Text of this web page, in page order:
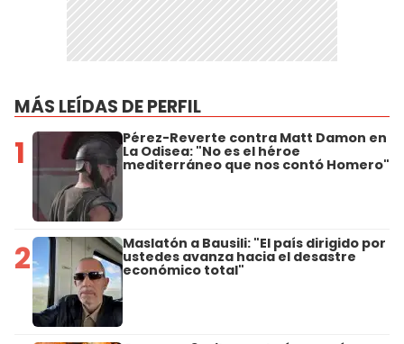
MÁS LEÍDAS DE PERFIL
1 Pérez-Reverte contra Matt Damon en
La Odisea: "No es el héroe
mediterráneo que nos contó Homero"
2 Maslatón a Bausili: "El país dirigido por
ustedes avanza hacia el desastre
económico total"